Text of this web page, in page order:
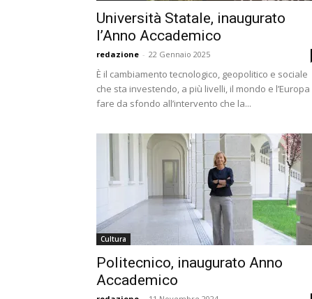
Università Statale, inaugurato
l’Anno Accademico
redazione - 22 Gennaio 2025
È il cambiamento tecnologico, geopolitico e sociale
che sta investendo, a più livelli, il mondo e l’Europa
fare da sfondo all’intervento che la...
Cultura
Politecnico, inaugurato Anno
Accademico